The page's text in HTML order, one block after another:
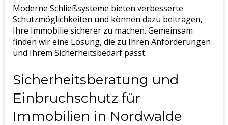
Moderne Schließsysteme bieten verbesserte
Schutzmöglichkeiten und können dazu beitragen,
Ihre Immobilie sicherer zu machen. Gemeinsam
finden wir eine Lösung, die zu Ihren Anforderungen
und Ihrem Sicherheitsbedarf passt.
Sicherheitsberatung und
Einbruchschutz für
Immobilien in Nordwalde